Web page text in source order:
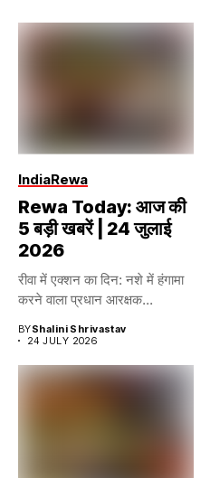
IndiaRewa
Rewa Today: आज की
5 बड़ी खबरें | 24 जुलाई
2026
रीवा में एक्शन का दिन: नशे में हंगामा
करने वाला प्रधान आरक्षक...
BYShalini Shrivastav
24 JULY 2026